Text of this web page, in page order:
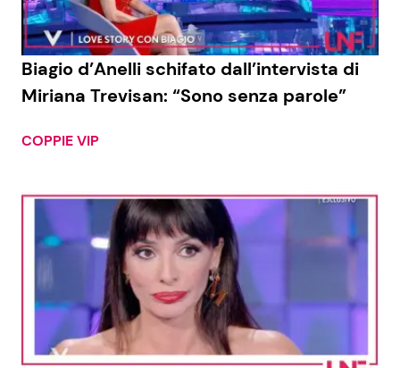
Biagio d’Anelli schifato dall’intervista di
Miriana Trevisan: “Sono senza parole”
COPPIE VIP